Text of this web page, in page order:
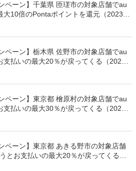
ペーン】千葉県 匝瑳市の対象店舗でau
大10倍のPontaポイントを還元（2023年
ペーン】栃木県 佐野市の対象店舗でau
支払いの最大20％が戻ってくる（2023
ペーン】東京都 檜原村の対象店舗でau
支払いの最大30％が戻ってくる（2023
ペーン】東京都 あきる野市の対象店舗
とお支払いの最大20％が戻ってくる（2